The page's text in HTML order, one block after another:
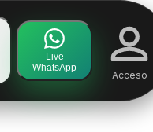
Live
WhatsApp
Acceso